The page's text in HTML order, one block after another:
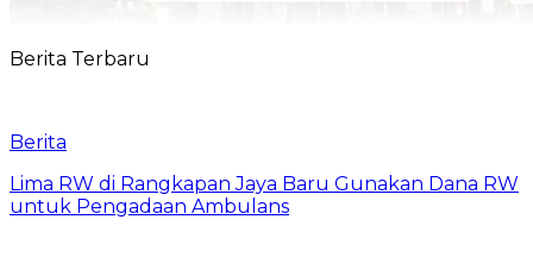
Berita Terbaru
Berita
Lima RW di Rangkapan Jaya Baru Gunakan Dana RW
untuk Pengadaan Ambulans